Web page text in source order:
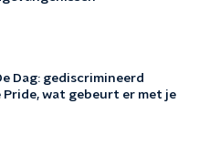
Dag: gediscrimineerd
Pride, wat gebeurt er met je